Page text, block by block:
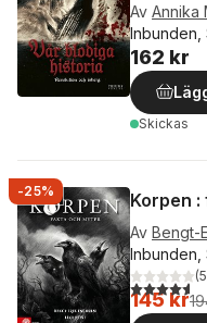
Av Annika
Inbunden,
162 kr
Skickas
-25% Korpen
Av Bengt-
Inbunden,
4,6utav 5(5
145 kr